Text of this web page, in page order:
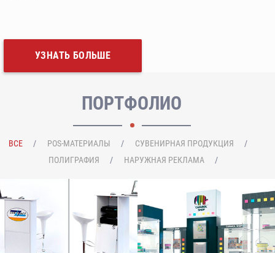
УЗНАТЬ БОЛЬШЕ
ПОРТФОЛИО
ВСЕ POS-МАТЕРИАЛЫ
СУВЕНИРНАЯ ПРОДУКЦИЯ
ПОЛИГРАФИЯ
НАРУЖНАЯ РЕКЛАМА